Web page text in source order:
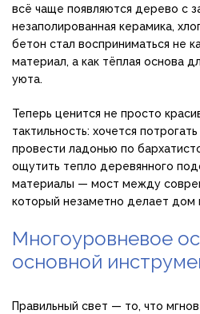
всё чаще появляются дерево с
незаполированная керамика,
бетон стал восприниматься не
материал, а как тёплая основа
уюта.
Теперь ценится не просто
тактильность: хочется
провести ладонью по
ощутить тепло деревянного
материалы — мост между
который незаметно делает
Многоуровневое
основной
Правильный свет — то, что